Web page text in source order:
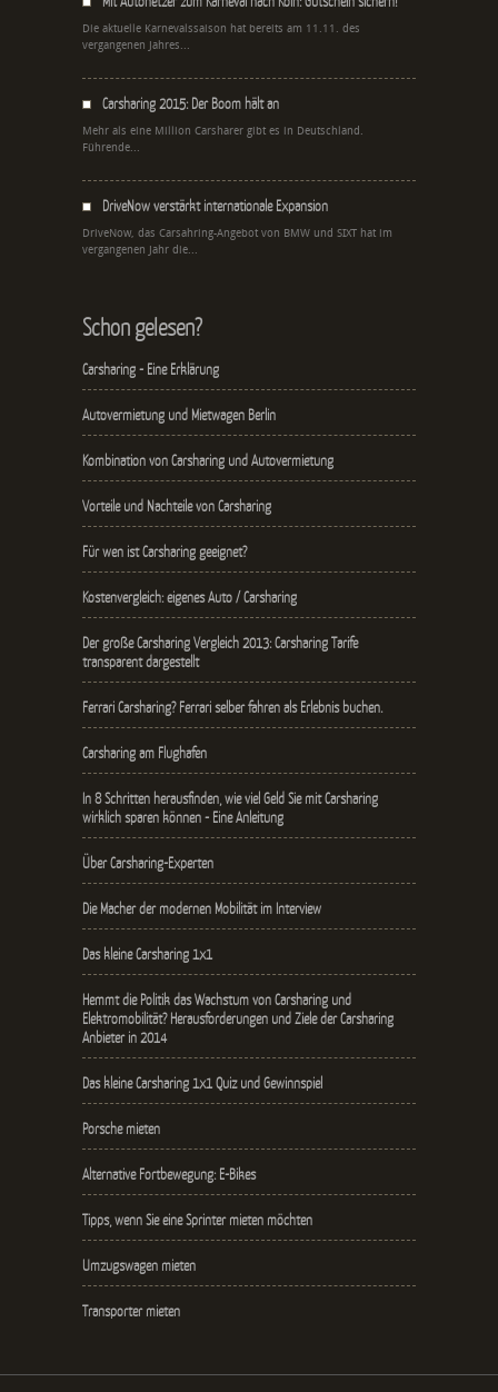
Die aktuelle Karnevalssaison hat bereits am 11.11. des
vergangenen Jahres...
Carsharing 2015: Der Boom hält an
Mehr als eine Million Carsharer gibt es in Deutschland.
Führende...
DriveNow verstärkt internationale Expansion
DriveNow, das Carsahring-Angebot von BMW und SIXT hat im
vergangenen Jahr die...
Schon gelesen?
Carsharing - Eine Erklärung
Autovermietung und Mietwagen Berlin
Kombination von Carsharing und Autovermietung
Vorteile und Nachteile von Carsharing
Für wen ist Carsharing geeignet?
Kostenvergleich: eigenes Auto / Carsharing
Der große Carsharing Vergleich 2013: Carsharing Tarife
transparent dargestellt
Ferrari Carsharing? Ferrari selber fahren als Erlebnis buchen.
Carsharing am Flughafen
In 8 Schritten herausfinden, wie viel Geld Sie mit Carsharing
wirklich sparen können - Eine Anleitung
Über Carsharing-Experten
Die Macher der modernen Mobilität im Interview
Das kleine Carsharing 1x1
Hemmt die Politik das Wachstum von Carsharing und
Elektromobilität? Herausforderungen und Ziele der Carsharing
Anbieter in 2014
Das kleine Carsharing 1x1 Quiz und Gewinnspiel
Porsche mieten
Alternative Fortbewegung: E-Bikes
Tipps, wenn Sie eine Sprinter mieten möchten
Umzugswagen mieten
Transporter mieten